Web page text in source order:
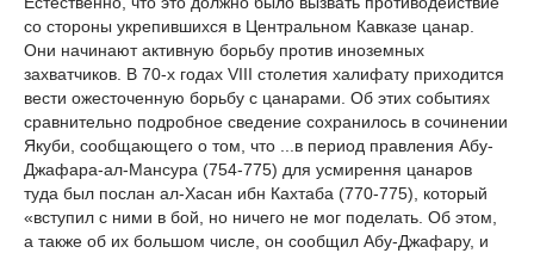
со стороны укрепившихся в Центральном Кавказе цанар.
Они начинают активную борьбу против иноземных
захватчиков. В 70-х годах VIII столетия халифату приходится
вести ожесточенную борьбу с цанарами. Об этих событиях
сравнительно подробное сведение сохранилось в сочинении
Якуби, сообщающего о том, что ...в период правления Абу-
Джафара-ал-Мансура (754-775) для усмирення цанаров
туда был послан ал-Хасан ибн Кахтаба (770-775), который
«вступил с ними в бой, но ничего не мог поделать. Об этом,
а также об их большом числе, он сообщил Абу-Джафару, и